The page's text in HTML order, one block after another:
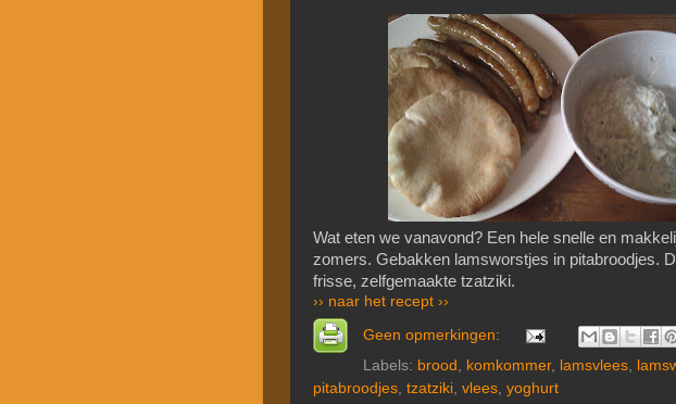
Wat eten we vanavond? Een hele snelle en
zomers. Gebakken lamsworstjes in pitabroodjes.
frisse, zelfgemaakte tzatziki.
›› naar het recept ››
Geen opmerkingen:
Labels: brood , komkommer, lamsvlees,
pitabroodjes, tzatziki, vlees, yoghurt